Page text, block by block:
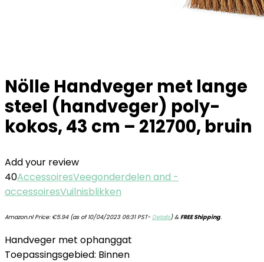
Nölle Handveger met lange
steel (handveger) poly-
kokos, 43 cm – 212700, bruin
Add your review
40AccessoiresVeegonderdelen and -
accessoiresVuilnisblikken
Amazon.nl Price: €5.94(as of 10/04/2023 06:31 PST- Details)&FREE Shipping.
Handveger met ophanggat
Toepassingsgebied: Binnen